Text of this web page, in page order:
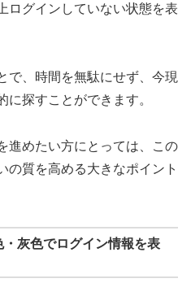
ログインしていない状態を表
で、時間を無駄にせず、今現
探すことができます。
進めたい方にとっては、この
の質を高める大きなポイント
灰色でログイン情報を表